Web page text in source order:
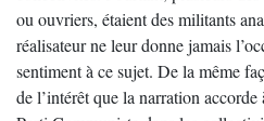
ou ouvriers, étaient des militants
réalisateur ne leur donne jamais
sentiment à ce sujet. De la même
de l’intérêt que la narration